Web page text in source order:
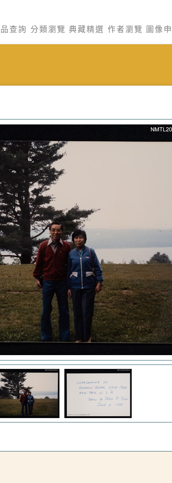
查詢 分類瀏覽 典藏精選 作者瀏覽 圖像